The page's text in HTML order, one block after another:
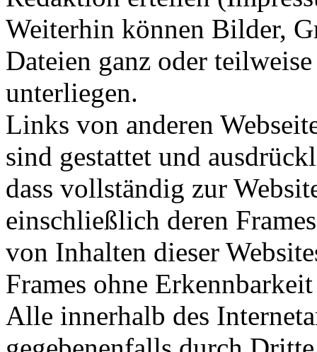
Weiterhin können Bilder,
Dateien ganz oder
unterliegen.
Links von anderen
sind gestattet und
dass vollständig zur
einschließlich deren
von Inhalten dieser
Frames ohne
Alle innerhalb des